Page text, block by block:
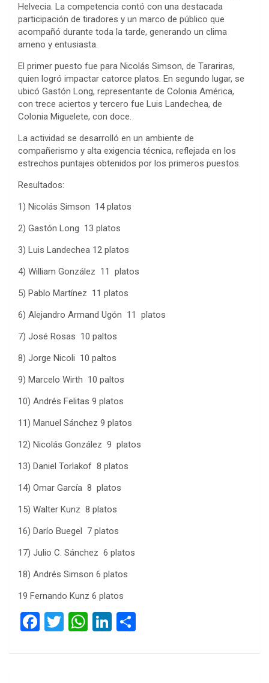
Helvecia. La competencia contó con una destacada
participación de tiradores y un marco de público que
acompañó durante toda la tarde, generando un clima
ameno y entusiasta.
El primer puesto fue para Nicolás Simson, de Tarariras,
quien logró impactar catorce platos. En segundo lugar, se
ubicó Gastón Long, representante de Colonia América,
con trece aciertos y tercero fue Luis Landechea, de
Colonia Miguelete, con doce.
La actividad se desarrolló en un ambiente de
compañerismo y alta exigencia técnica, reflejada en los
estrechos puntajes obtenidos por los primeros puestos.
Resultados:
1) Nicolás Simson 14 platos
2) Gastón Long 13 platos
3) Luis Landechea 12 platos
4) William González 11 platos
5) Pablo Martínez 11 platos
6) Alejandro Armand Ugón 11 platos
7) José Rosas 10 paltos
8) Jorge Nicoli 10 paltos
9) Marcelo Wirth 10 paltos
10) Andrés Felitas 9 platos
11) Manuel Sánchez 9 platos
12) Nicolás González 9 platos
13) Daniel Torlakof 8 platos
14) Omar García 8 platos
15) Walter Kunz 8 platos
16) Darío Buegel 7 platos
17) Julio C. Sánchez 6 platos
18) Andrés Simson 6 platos
19 Fernando Kunz 6 platos
F
ce
T
tt
W
at
Li
ke m